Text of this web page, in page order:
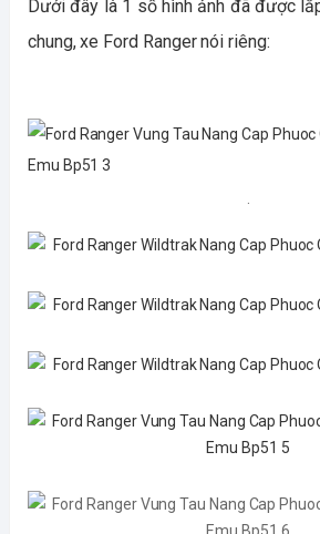
Dưới đây là 1 số hình ảnh đã được
chung, xe Ford Ranger nói riêng:
.